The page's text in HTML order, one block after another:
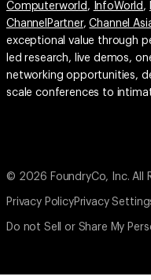
Computerworld , InfoWorld ,
ChannelPartner,Channel
exceptional value through
led research, live demos,
networking opportunities,
scale conferences to
© 2026 FoundryCo, Inc. All
Privacy PolicyPrivacy
Do not Sell or Share My